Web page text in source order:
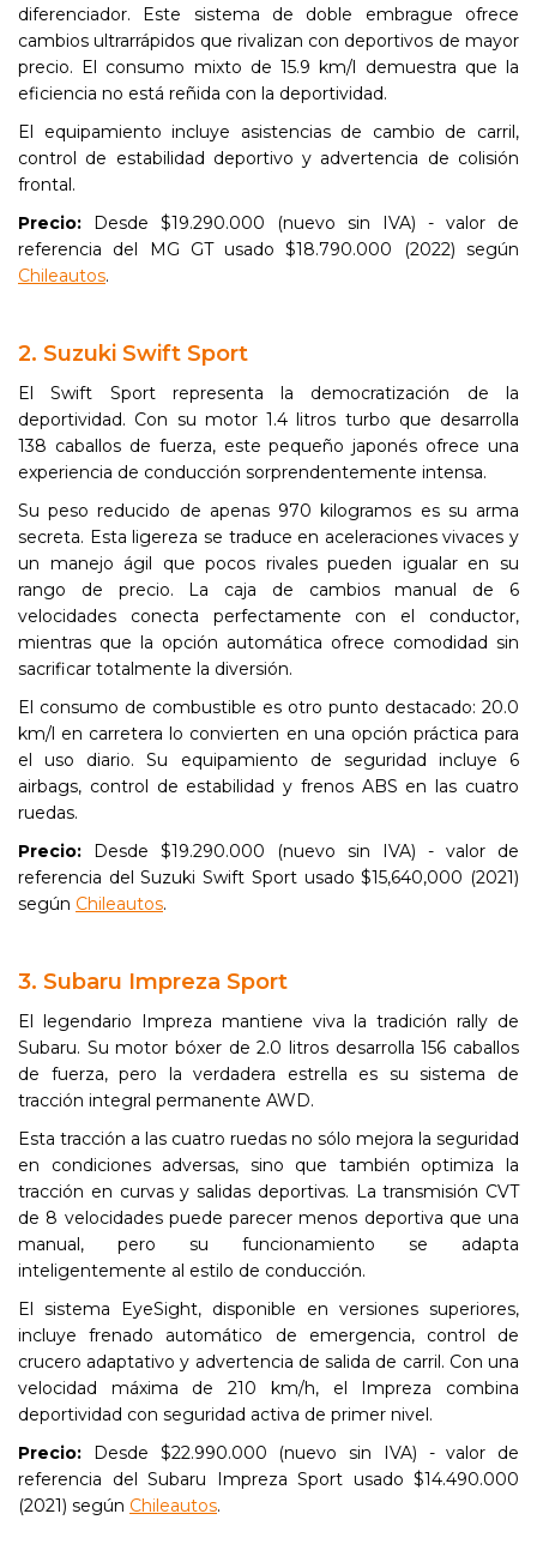
diferenciador. Este sistema de doble embrague ofrece
cambios ultrarrápidos que rivalizan con deportivos de mayor
precio. El consumo mixto de 15.9 km/l demuestra que la
eficiencia no está reñida con la deportividad.
El equipamiento incluye asistencias de cambio de carril,
control de estabilidad deportivo y advertencia de colisión
frontal.
Precio: Desde $19.290.000 (nuevo sin IVA) - valor de
referencia del MG GT usado $18.790.000 (2022) según
Chileautos.
2. Suzuki Swift Sport
El Swift Sport representa la democratización de la
deportividad. Con su motor 1.4 litros turbo que desarrolla
138 caballos de fuerza, este pequeño japonés ofrece una
experiencia de conducción sorprendentemente intensa.
Su peso reducido de apenas 970 kilogramos es su arma
secreta. Esta ligereza se traduce en aceleraciones vivaces y
un manejo ágil que pocos rivales pueden igualar en su
rango de precio. La caja de cambios manual de 6
velocidades conecta perfectamente con el conductor,
mientras que la opción automática ofrece comodidad sin
sacrificar totalmente la diversión.
El consumo de combustible es otro punto destacado: 20.0
km/l en carretera lo convierten en una opción práctica para
el uso diario. Su equipamiento de seguridad incluye 6
airbags, control de estabilidad y frenos ABS en las cuatro
ruedas.
Precio: Desde $19.290.000 (nuevo sin IVA) - valor de
referencia del Suzuki Swift Sport usado $15,640,000 (2021)
según Chileautos.
3. Subaru Impreza Sport
El legendario Impreza mantiene viva la tradición rally de
Subaru. Su motor bóxer de 2.0 litros desarrolla 156 caballos
de fuerza, pero la verdadera estrella es su sistema de
tracción integral permanente AWD.
Esta tracción a las cuatro ruedas no sólo mejora la seguridad
en condiciones adversas, sino que también optimiza la
tracción en curvas y salidas deportivas. La transmisión CVT
de 8 velocidades puede parecer menos deportiva que una
manual, pero su funcionamiento se adapta
inteligentemente al estilo de conducción.
El sistema EyeSight, disponible en versiones superiores,
incluye frenado automático de emergencia, control de
crucero adaptativo y advertencia de salida de carril. Con una
velocidad máxima de 210 km/h, el Impreza combina
deportividad con seguridad activa de primer nivel.
Precio: Desde $22.990.000 (nuevo sin IVA) - valor de
referencia del Subaru Impreza Sport usado $14.490.000
(2021) según Chileautos.